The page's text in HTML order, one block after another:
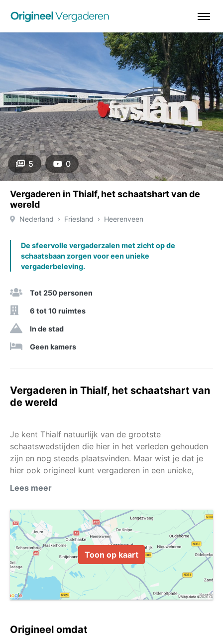
5 0
Vergaderen in Thialf, het schaatshart van de
wereld
Nederland Friesland Heerenveen
De sfeervolle vergaderzalen met zicht op de
schaatsbaan zorgen voor een unieke
vergaderbeleving.
Tot 250 personen
6 tot 10 ruimtes
In de stad
Geen kamers
Vergaderen in Thialf, het schaatshart van
de wereld
Je kent Thialf natuurlijk van de grootste
schaatswedstijden die hier in het verleden gehouden
zijn en nog steeds plaatsvinden. Maar wist je dat je
hier ook origineel kunt vergaderen in een unieke,
Lees meer
Toon op kaart
Origineel omdat